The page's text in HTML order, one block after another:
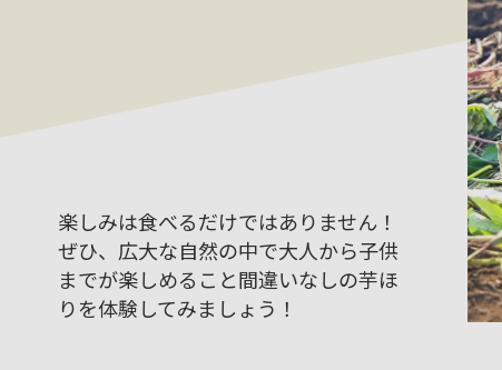
楽しみは食べるだけではありません！
ぜひ、広大な自然の中で大人から子供
までが楽しめること間違いなしの芋ほ
りを体験してみましょう！